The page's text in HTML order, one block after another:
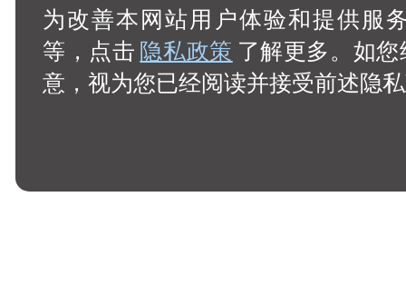
为改善本网站用户体验和提供服
等，点击隐私政策 了解更多。如
意，视为您已经阅读并接受前述隐